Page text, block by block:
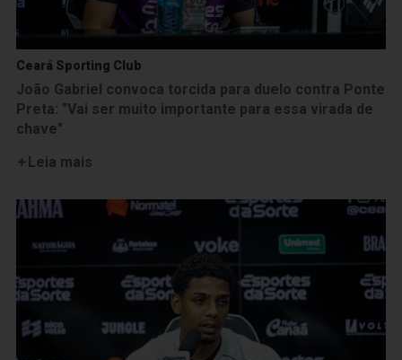
Ceará Sporting Club
João Gabriel convoca torcida para duelo contra Ponte
Preta: "Vai ser muito importante para essa virada de
chave"
Leia mais